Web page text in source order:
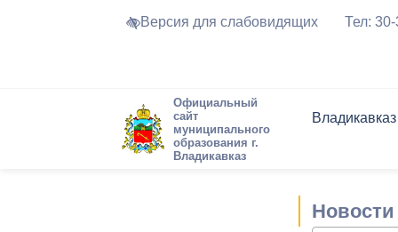
Версия для слабовидящих Тел:
Официальный
сайт
муниципального
образования г.
Владикавказ
Владикавказ
Устав города
Торги и
Новости